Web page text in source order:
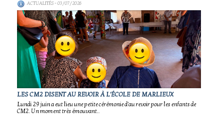
ACTUALITÉS- 03/07/2026
LES CM2 DISENT AU REVOIR À L'ÉCOLE DE MARLIEUX
Lundi 29 juin a eut lieu une petite cérémonie d'au revoir pour les enfants de
CM2. Un moment très émouvant..